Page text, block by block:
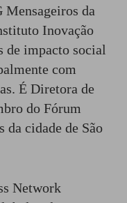
Mensageiros da
Inovação
de impacto social
com
É Diretora de
do Fórum
cidade de São
Network